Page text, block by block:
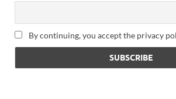
By continuing, you accept the privacy